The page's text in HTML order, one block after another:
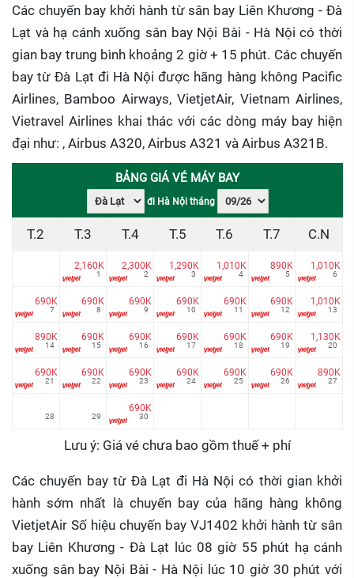
Các chuyến bay khởi hành từ sân bay Liên Khương - Đà
Lạt và hạ cánh xuống sân bay Nội Bài - Hà Nội có thời
gian bay trung bình khoảng 2 giờ + 15 phút. Các chuyến
bay từ Đà Lạt đi Hà Nội được hãng hàng không Pacific
Airlines, Bamboo Airways, VietjetAir, Vietnam Airlines,
Vietravel Airlines khai thác với các dòng máy bay hiện
đại như: , Airbus A320, Airbus A321 và Airbus A321B.
BẢNG GIÁ VÉ MÁY BAY
đi Hà Nội tháng
T.2 T.3 T.4 T.5 T.6 T.7 C.N
2,160K
1
2,300K
2
1,290K
3
1,010K
4
890K
5
1,010K
6
690K
7
690K
8
690K
9
690K
10
690K
11
690K
12
1,010K
13
890K
14
690K
15
690K
16
690K
17
690K
18
690K
19
1,130K
20
690K
21
690K
22
690K
23
690K
24
690K
25
690K
26
890K
27
28 29
690K
30
Lưu ý: Giá vé chưa bao gồm thuế + phí
Các chuyến bay từ Đà Lạt đi Hà Nội có thời gian khởi
hành sớm nhất là chuyến bay của hãng hàng không
VietjetAir Số hiệu chuyến bay VJ1402 khởi hành từ sân
bay Liên Khương - Đà Lạt lúc 08 giờ 55 phút hạ cánh
xuống sân bay Nội Bài - Hà Nội lúc 10 giờ 30 phút với